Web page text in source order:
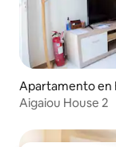
Apartamento en
Aigaiou House 2